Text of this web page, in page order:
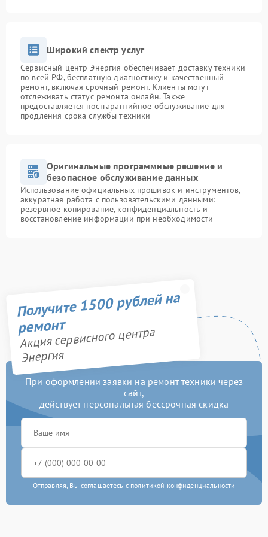
Широкий спектр услуг
Сервисный центр Энергия обеспечивает доставку техники
по всей РФ, бесплатную диагностику и качественный
ремонт, включая срочный ремонт. Клиенты могут
отслеживать статус ремонта онлайн. Также
предоставляется постгарантийное обслуживание для
продления срока службы техники
Оригинальные программные решение и
безопасное обслуживание данных
Использование официальных прошивок и инструментов,
аккуратная работа с пользовательскими данными:
резервное копирование, конфиденциальность и
восстановление информации при необходимости
Получите 1500 рублей на
ремонт
Акция сервисного центра
Энергия
При оформлении заявки на ремонт техники через
сайт,
действует персональная бессрочная скидка
Отправляя, Вы соглашаетесь с политикой конфиденциальности